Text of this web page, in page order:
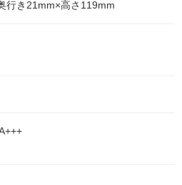
行き21mm×高さ119mm